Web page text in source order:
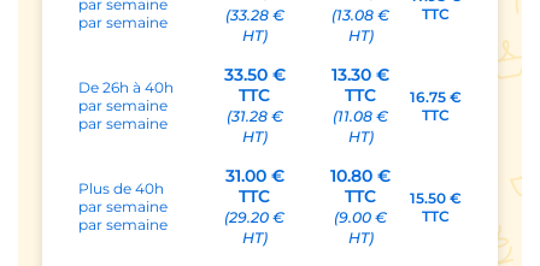
par semaine
par semaine
(33.28 €
HT)
(13.08 €
HT)
TTC
De 26h à 40h
par semaine
par semaine
33.50 €
TTC
(31.28 €
HT)
13.30 €
TTC
(11.08 €
HT)
16.75 €
TTC
Plus de 40h
par semaine
par semaine
31.00 €
TTC
(29.20 €
HT)
10.80 €
TTC
(9.00 €
HT)
15.50 €
TTC